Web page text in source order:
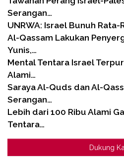
Serangan…
UNRWA: Israel Bunuh Rata-
Al-Qassam Lakukan
Yunis,…
Mental Tentara Israel
Alami…
Saraya Al-Quds dan Al-
Serangan…
Lebih dari 100 Ribu Alami
Tentara…
Dukung